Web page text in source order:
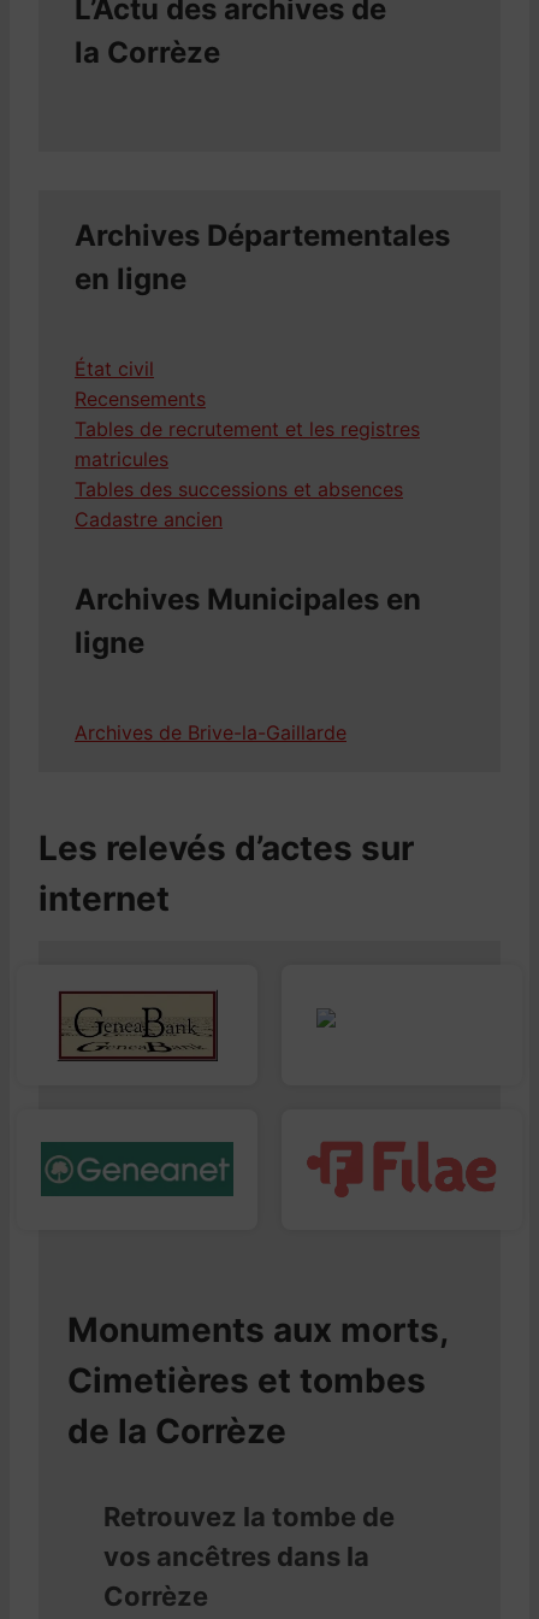
L’Actu des archives de
la Corrèze
Archives Départementales
en ligne
État civil
Recensements
Tables de recrutement et les registres
matricules
Tables des successions et absences
Cadastre ancien
Archives Municipales en
ligne
Archives de Brive-la-Gaillarde
Les relevés d’actes sur
internet
Monuments aux morts,
Cimetières et tombes
de la Corrèze
Retrouvez la tombe de
vos ancêtres dans la
Corrèze